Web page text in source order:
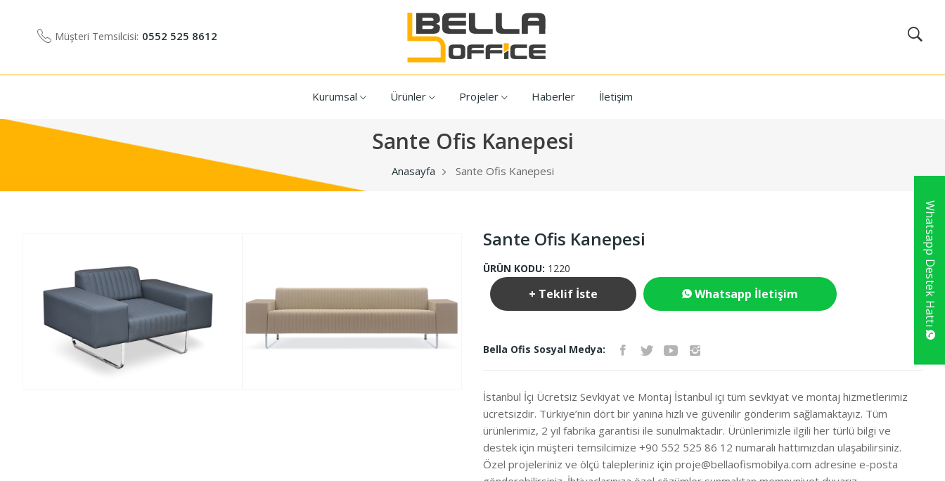
Müşteri Temsilcisi: 0552 525 8612
Kurumsal Ürünler Projeler Haberler İletişim
Sante Ofis Kanepesi
Anasayfa Sante Ofis Kanepesi
Sante Ofis Kanepesi
ÜRÜN KODU: 1220
+ Teklif İste Whatsapp İletişim
Bella Ofis Sosyal Medya:
İstanbul İçi Ücretsiz Sevkiyat ve Montaj İstanbul içi tüm sevkiyat ve montaj hizmetlerimiz
ücretsizdir. Türkiye’nin dört bir yanına hızlı ve güvenilir gönderim sağlamaktayız. Tüm
ürünlerimiz, 2 yıl fabrika garantisi ile sunulmaktadır. Ürünlerimizle ilgili her türlü bilgi ve
destek için müşteri temsilcimize +90 552 525 86 12 numaralı hattımızdan ulaşabilirsiniz.
Özel projeleriniz ve ölçü talepleriniz için proje@bellaofismobilya.com adresine e-posta
Whatsapp Destek Hattı